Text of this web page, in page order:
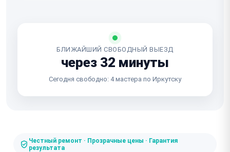
БЛИЖАЙШИЙ СВОБОДНЫЙ ВЫЕЗД
через 32 минуты
Сегодня свободно: 4 мастера по Иркутску
Честный ремонт · Прозрачные цены · Гарантия
результата